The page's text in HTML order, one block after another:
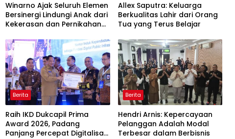
Winarno Ajak Seluruh Elemen
Bersinergi Lindungi Anak dari
Kekerasan dan Pernikahan
Allex Saputra: Keluarga
Berkualitas Lahir dari Orang
Tua yang Terus Belajar
Berita
Raih IKD Dukcapil Prima
Award 2026, Padang
Panjang Percepat Digitalisasi
Berita
Hendri Arnis: Kepercayaan
Pelanggan Adalah Modal
Terbesar dalam Berbisnis